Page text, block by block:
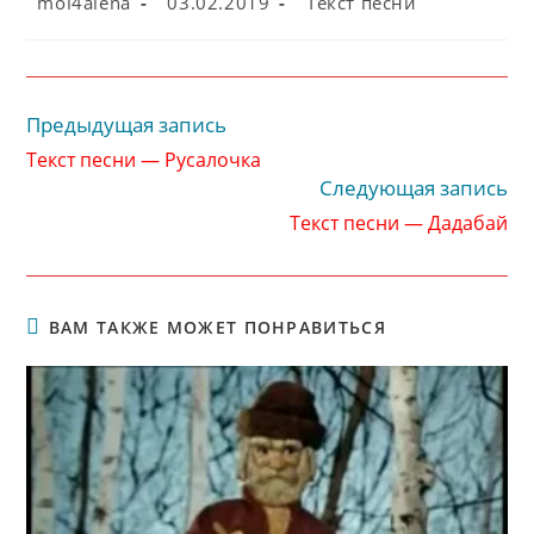
Читать
статьи
Предыдущая запись
Текст песни — Русалочка
Следующая запись
Текст песни — Дадабай
ВАМ ТАКЖЕ МОЖЕТ ПОНРАВИТЬСЯ